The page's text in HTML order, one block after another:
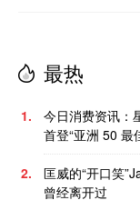
最热
1.
今日消费资讯：
首登“亚洲 50 最
2.
匡威的“开口笑
曾经离开过